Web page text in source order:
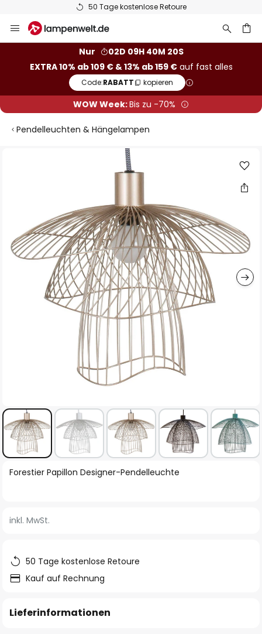
50 Tage kostenlose Retoure
Inhalt
Nur
02D 09H 40M 20S
EXTRA 10% ab 109 € & 13% ab 159 €auf fast alles
Code:RABATT kopieren
WOW Week:Bis zu -70%
Pendelleuchten & Hängelampen
Zum
springen
Forestier Papillon Designer-Pendelleuchte
inkl. MwSt.
50 Tage kostenlose Retoure
Kauf auf Rechnung
Lieferinformationen